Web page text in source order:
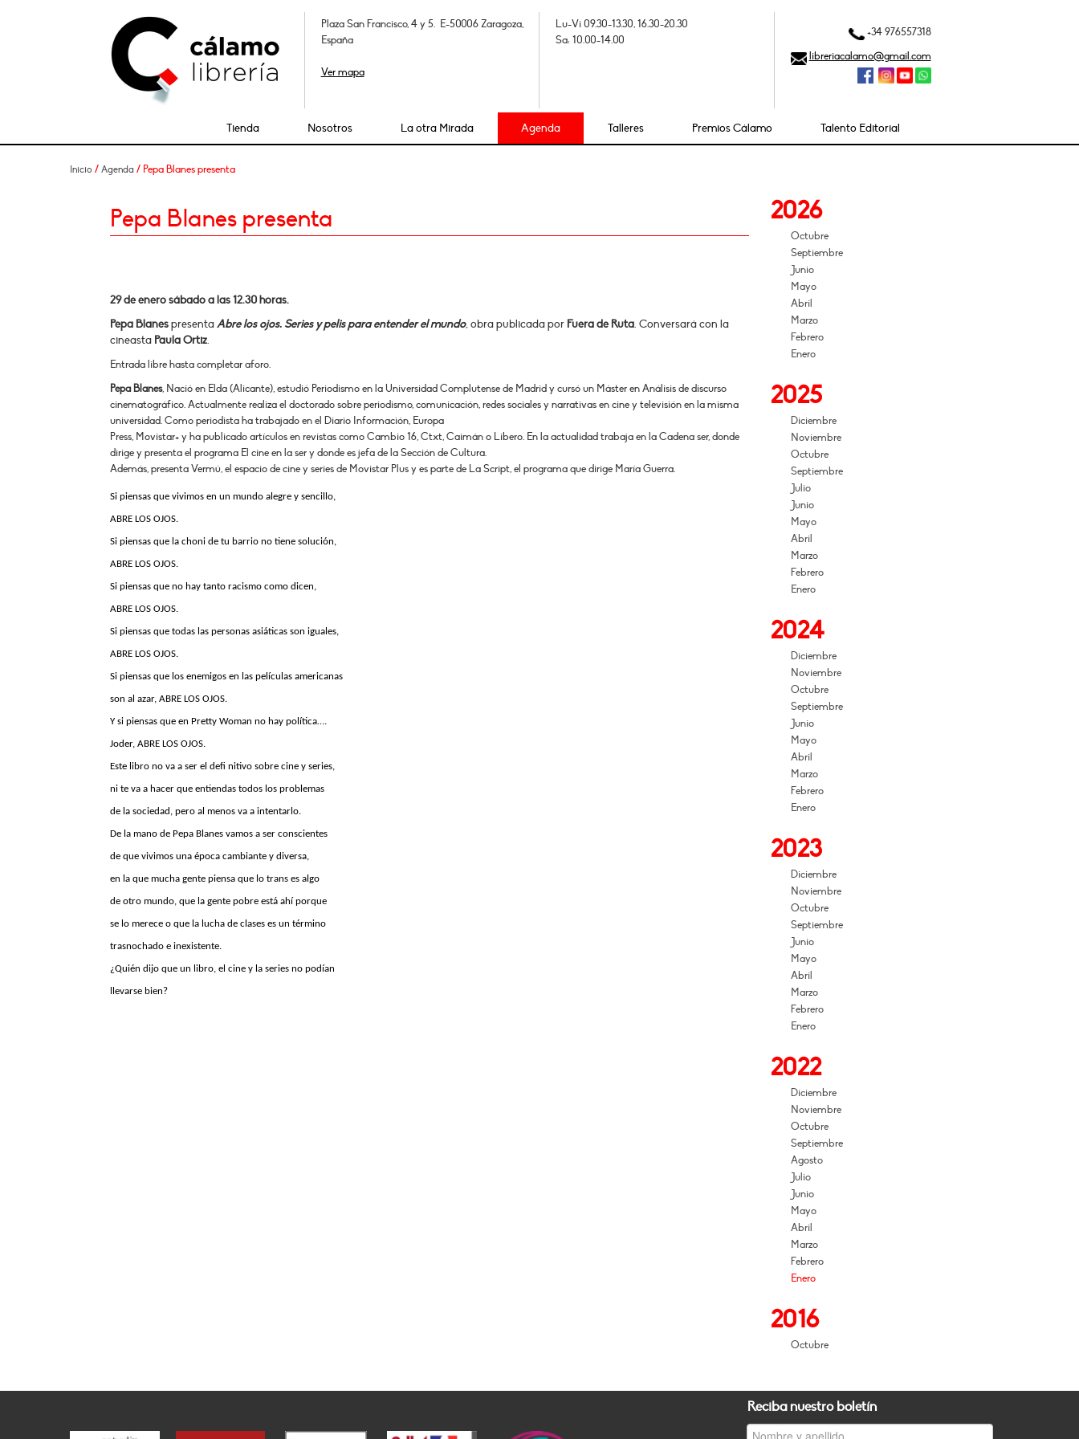
Plaza San Francisco, 4 y 5. E-50006 Zaragoza,
España
Ver mapa
Lu-Vi 09.30-13.30, 16.30-20.30
Sa: 10.00-14.00
+34 976557318
libreriacalamo@gmail.com
Tienda Nosotros La otra Mirada Agenda Talleres Premios Cálamo Talento Editorial
Inicio / Agenda / Pepa Blanes presenta
Pepa Blanes presenta
29 de enero sábado a las 12.30 horas.
Pepa BlanespresentaAbre los ojos. Series y pelis para entender el mundo, obra publicada por Fuera de Ruta. Conversará con la
cineasta Paula Ortiz.
Entrada libre hasta completar aforo.
Pepa Blanes, Nació en Elda (Alicante), estudió Periodismo en la Universidad Complutense de Madrid y cursó un Máster en Análisis de discurso
cinematográfico. Actualmente realiza el doctorado sobre periodismo, comunicación, redes sociales y narrativas en cine y televisión en la misma
universidad. Como periodista ha trabajado en el Diario Información, Europa
Press, Movistar+ y ha publicado artículos en revistas como Cambio 16, Ctxt, Caimán o Libero. En la actualidad trabaja en la Cadena ser, donde
dirige y presenta el programa El cine en la ser y donde es jefa de la Sección de Cultura.
Además, presenta Vermú, el espacio de cine y series de Movistar Plus y es parte de La Script, el programa que dirige María Guerra.
Si piensas que vivimos en un mundo alegre y sencillo,
ABRE LOS OJOS.
Si piensas que la choni de tu barrio no tiene solución,
ABRE LOS OJOS.
Si piensas que no hay tanto racismo como dicen,
ABRE LOS OJOS.
Si piensas que todas las personas asiáticas son iguales,
ABRE LOS OJOS.
Si piensas que los enemigos en las películas americanas
son al azar, ABRE LOS OJOS.
Y si piensas que en Pretty Woman no hay política….
Joder, ABRE LOS OJOS.
Este libro no va a ser el defi nitivo sobre cine y series,
ni te va a hacer que entiendas todos los problemas
de la sociedad, pero al menos va a intentarlo.
De la mano de Pepa Blanes vamos a ser conscientes
de que vivimos una época cambiante y diversa,
en la que mucha gente piensa que lo trans es algo
de otro mundo, que la gente pobre está ahí porque
se lo merece o que la lucha de clases es un término
trasnochado e inexistente.
¿Quién dijo que un libro, el cine y la series no podían
llevarse bien?
2026
Octubre
Septiembre
Junio
Mayo
Abril
Marzo
Febrero
Enero
2025
Diciembre
Noviembre
Octubre
Septiembre
Julio
Junio
Mayo
Abril
Marzo
Febrero
Enero
2024
Diciembre
Noviembre
Octubre
Septiembre
Junio
Mayo
Abril
Marzo
Febrero
Enero
2023
Diciembre
Noviembre
Octubre
Septiembre
Junio
Mayo
Abril
Marzo
Febrero
Enero
2022
Diciembre
Noviembre
Octubre
Septiembre
Agosto
Julio
Junio
Mayo
Abril
Marzo
Febrero
Enero
2016
Octubre
Reciba nuestro boletín